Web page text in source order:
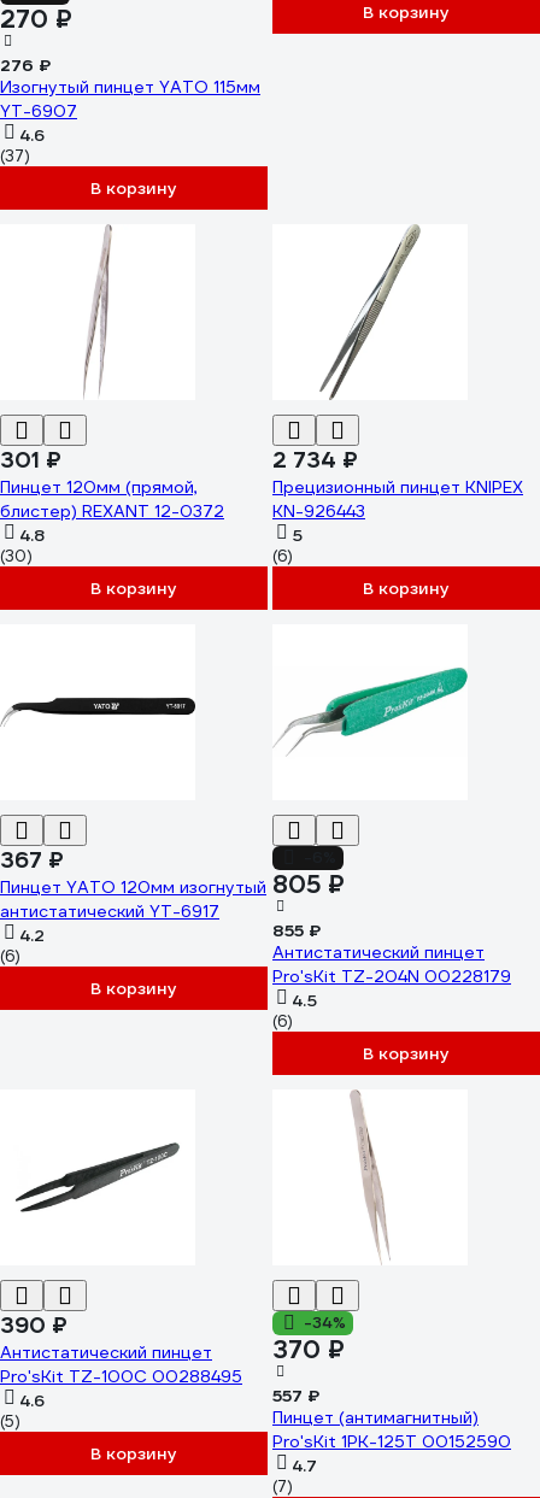
270 ₽
276 ₽
Изогнутый пинцет YATO 115мм
YT-6907
4.6
(37)
В корзину
В корзину
301 ₽
Пинцет 120мм (прямой,
блистер) REXANT 12-0372
4.8
(30)
В корзину
2 734 ₽
Прецизионный пинцет KNIPEX
KN-926443
5
(6)
В корзину
367 ₽
Пинцет YATO 120мм изогнутый
антистатический YT-6917
4.2
(6)
В корзину
805 ₽
855 ₽
Антистатический пинцет
Pro'sKit TZ-204N 00228179
4.5
(6)
В корзину
390 ₽
Антистатический пинцет
Pro'sKit TZ-100C 00288495
4.6
(5)
В корзину
-34%
370 ₽
557 ₽
Пинцет (антимагнитный)
Pro'sKit 1PK-125T 00152590
4.7
(7)